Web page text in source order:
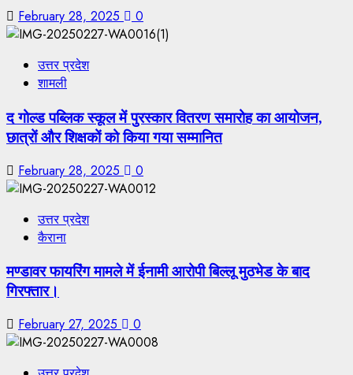
February 28, 2025 0
उत्तर प्रदेश
शामली
द गोल्ड पब्लिक स्कूल में पुरस्कार वितरण समारोह का आयोजन,
छात्रों और शिक्षकों को किया गया सम्मानित
February 28, 2025 0
उत्तर प्रदेश
कैराना
मण्डावर फायरिंग मामले में ईनामी आरोपी बिल्लू मुठभेड के बाद
गिरफ्तार।
February 27, 2025 0